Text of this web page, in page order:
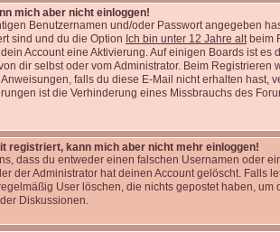
mich aber nicht einloggen!
Benutzernamen und/oder Passwort angegeben
sind und du die Option Ich bin unter 12 Jahre altbeim
Account eine Aktivierung. Auf einigen Boards ist
dir selbst oder vom Administrator. Beim
falls du diese E-Mail nicht erhalten hast,
ist die Verhinderung eines Missbrauchs des
registriert, kann mich aber nicht mehr einloggen!
dass du entweder einen falschen Usernamen oder
der Administrator hat deinen Account gelöscht. Falls
User löschen, die nichts gepostet haben,
Diskussionen.